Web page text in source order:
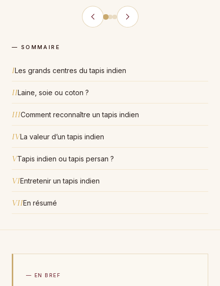
— SOMMAIRE
ILes grands centres du tapis indien
IILaine, soie ou coton ?
IIIComment reconnaître un tapis indien
IVLa valeur d’un tapis indien
VTapis indien ou tapis persan ?
VIEntretenir un tapis indien
VIIEn résumé
— EN BREF